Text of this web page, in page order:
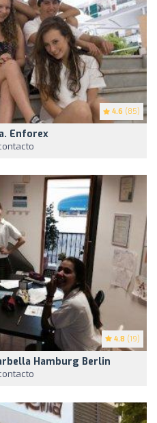
4.6 (85)
Enforex
4.8 (19)
Hamburg Berlin